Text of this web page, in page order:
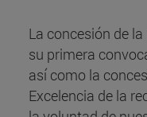
La concesión de la
su primera
así como la
Excelencia de la